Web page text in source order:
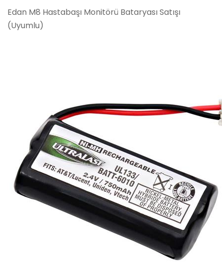
Edan M8 Hastabaşı Monitörü Bataryası Satışı
(Uyumlu)